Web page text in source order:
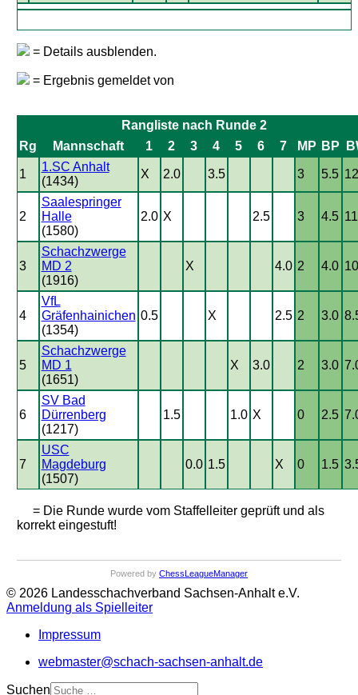
= Details ausblenden.
= Ergebnis gemeldet von
Rangliste nach Runde 2
Rg
Mannschaft 1 2 3 4 5 6 7 MP BP
1
1.SC Anhalt
(1434)
X 2.0 3.5 3 5.5
2
Saalespringer
Halle
(1580)
2.0 X 2.5 3 4.5
3
Schachzwerge
MD 2
(1916)
X 4.0 2 4.0
4
VfL
Gräfenhainichen
(1354)
0.5 X 2.5 2 3.0
5
Schachzwerge
MD 1
(1651)
X 3.0 2 3.0
6
SV Bad
Dürrenberg
(1217)
1.5 1.0 X 0 2.5
7
USC
Magdeburg
(1507)
0.0 1.5 X 0 1.5
= Die Runde wurde vom Staffelleiter geprüft und als
korrekt eingestuft!
Powered by ChessLeagueManager
© 2026 Landesschachverband Sachsen-Anhalt e.V.
Anmeldung als Spielleiter
Impressum
webmaster@schach-sachsen-anhalt.de
Suchen